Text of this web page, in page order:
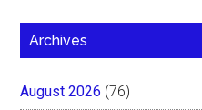
Archives
August 2026 (76)